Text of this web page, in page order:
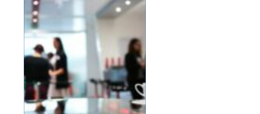
Smålandstorpet står
som ett skinande
exempel på hur per...